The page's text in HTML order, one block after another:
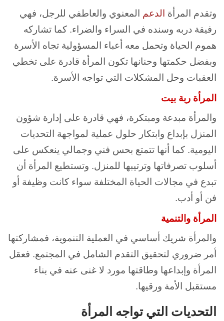
وتقدم المرأة الدعم المعنوي والعاطفي للرجل، فهي
رفيقة دربه وسنده في السراء والضراء. كما تشاركه
هموم الحياة وتحمل معه أعباء المسؤولية تجاه الأسرة
وبفضل حكمتها وحنانها تكون المرأة قادرة على تخطي
العقبات وحل المشكلات التي تواجه الأسرة.
المرأة ربة بيت
والمرأة مبدعة ومبتكرة، فهي قادرة على إدارة شؤون
المنزل بإبداع وابتكار حلول عملية لمواجهة التحديات
اليومية. كما أنها تتمتع بحس فني وجمالي ينعكس على
أسلوب تصرفاتها وترتيبها للمنزل. وتستطيع المرأة أن
تبدع في مجالات الحياة المختلفة سواء كانت وظيفة أو
فن أو أدب.
المرأة والتنمية
والمرأة شريك أساسي في العملية التنموية، فمشاركتها
أمر ضروري لتحقيق التقدم الشامل في المجتمع. فعقل
المرأة وإبداعها وطاقتها مورد لا غنى عنه في بناء
مستقبل الأمة ورقيها.
التحديات التي تواجه المرأة